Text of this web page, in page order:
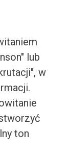
lub
w
ton